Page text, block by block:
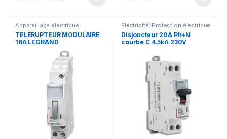
Appareillage électrique,
Électricité
TELERUPTEUR MODULAIRE
16A LEGRAND
Électricité, Protection électrique
Disjoncteur 20A Ph+N
courbe C 4.5kA 230V